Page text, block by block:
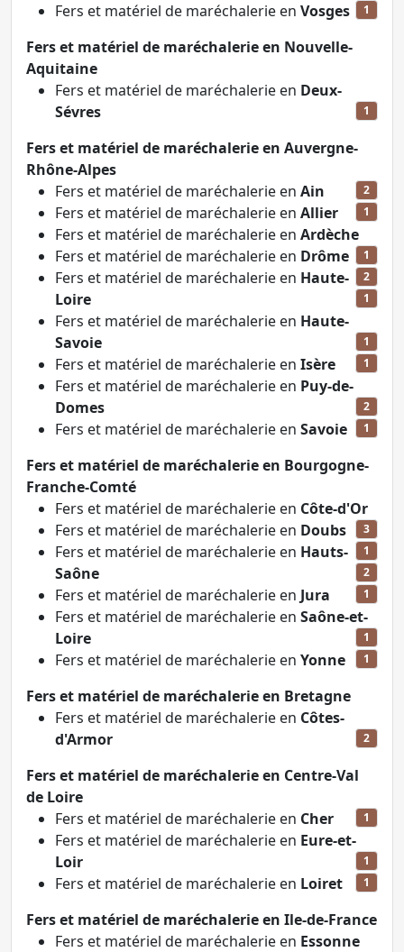
Fers et matériel de maréchalerie en Vosges 1
Fers et matériel de maréchalerie en Nouvelle-
Aquitaine
Fers et matériel de maréchalerie en Deux-
Sévres
1
Fers et matériel de maréchalerie en Auvergne-
Rhône-Alpes
Fers et matériel de maréchalerie en Ain 2
Fers et matériel de maréchalerie en Allier 1
Fers et matériel de maréchalerie en Ardèche
1
Fers et matériel de maréchalerie en Drôme
2
Fers et matériel de maréchalerie en Haute-
Loire
1
Fers et matériel de maréchalerie en Haute-
Savoie
1
Fers et matériel de maréchalerie en Isère 1
Fers et matériel de maréchalerie en Puy-de-
Domes
2
Fers et matériel de maréchalerie en Savoie 1
Fers et matériel de maréchalerie en Bourgogne-
Franche-Comté
Fers et matériel de maréchalerie en Côte-d'Or
3
Fers et matériel de maréchalerie en Doubs
1
Fers et matériel de maréchalerie en Hauts-
Saône
2
Fers et matériel de maréchalerie en Jura 1
Fers et matériel de maréchalerie en Saône-et-
Loire
1
Fers et matériel de maréchalerie en Yonne 1
Fers et matériel de maréchalerie en Bretagne
Fers et matériel de maréchalerie en Côtes-
d'Armor
2
Fers et matériel de maréchalerie en Centre-Val
de Loire
Fers et matériel de maréchalerie en Cher 1
Fers et matériel de maréchalerie en Eure-et-
Loir
1
Fers et matériel de maréchalerie en Loiret 1
Fers et matériel de maréchalerie en Ile-de-France
Fers et matériel de maréchalerie en Essonne